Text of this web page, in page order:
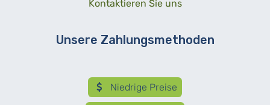
Kontaktieren Sie uns
Unsere Zahlungsmethoden
Niedrige Preise